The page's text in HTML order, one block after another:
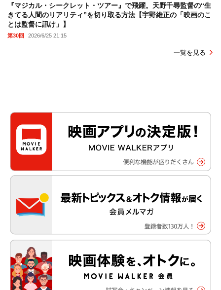
『マジカル・シークレット・ツアー』で飛躍。天野千尋監督の“生
きてる人間のリアリティ”を切り取る方法【宇野維正の「映画のこ
とは監督に訊け」】
第30回 2026/6/25 21:15
一覧を見る